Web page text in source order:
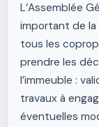
L’Assemblée
important de la
tous les
prendre les
l’immeuble :
travaux à
éventuelles